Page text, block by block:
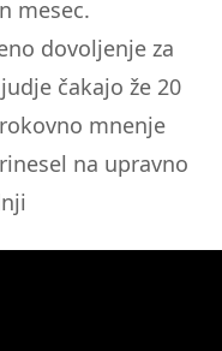
mesec.
dovoljenje za
čakajo že 20
mnenje
na upravno